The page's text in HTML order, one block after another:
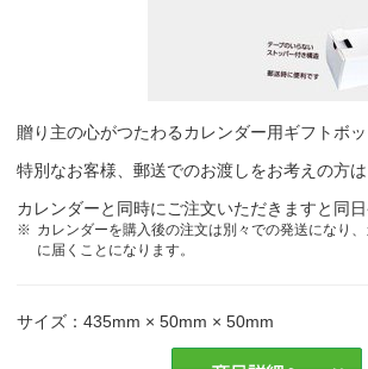
デザインと価格。 サービス業
見やすく現場で好評だから。 運送業
贈り主の心がつたわるカレンダー用ギフトボッ
特別なお客様、郵送でのお渡しをお考えの方は
カレンダーと同時にご注文いただきますと同日
カレンダーを購入後の注文は別々での発送になり
に届くことになります。
サイズ：435mm × 50mm × 50mm